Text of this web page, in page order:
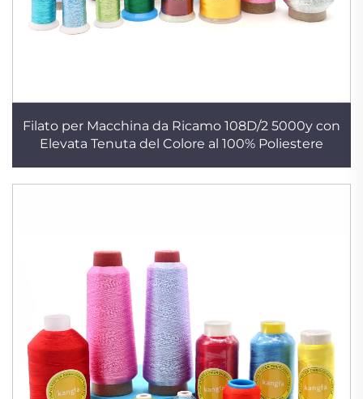
Filato per Macchina da Ricamo 108D/2 5000y con
Elevata Tenuta del Colore al 100% Poliestere